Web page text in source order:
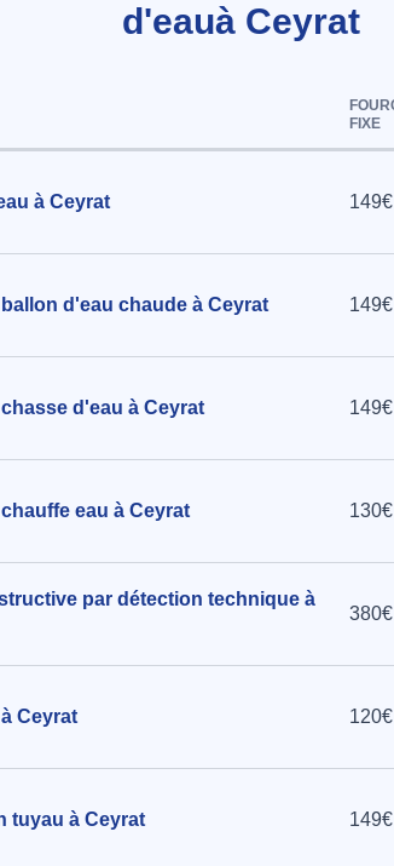
d'eauà Ceyrat
FIXE
à Ceyrat
d'eau chaude à Ceyrat
d'eau à Ceyrat
eau à Ceyrat
par détection technique à
Ceyrat
tuyau à Ceyrat